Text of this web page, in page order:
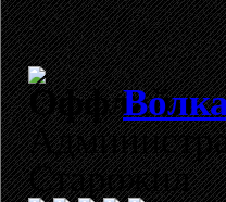
Старожил